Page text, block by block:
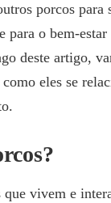
porcos para
o bem-
deste artigo,
eles se
vivem e